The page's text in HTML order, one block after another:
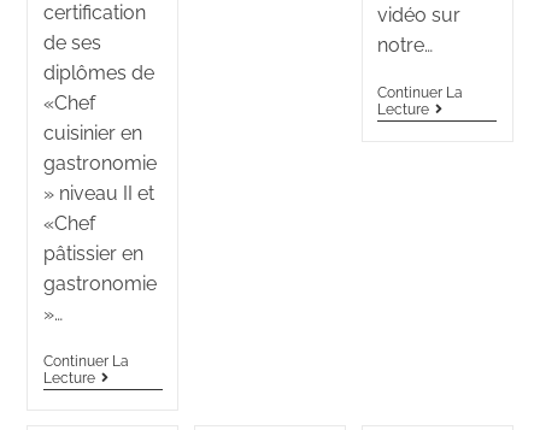
certification
de ses
diplômes de
«Chef
cuisinier en
gastronomie
» niveau II et
«Chef
pâtissier en
gastronomie
»…
Continuer La
Lecture
vidéo sur
notre…
Continuer La
Lecture